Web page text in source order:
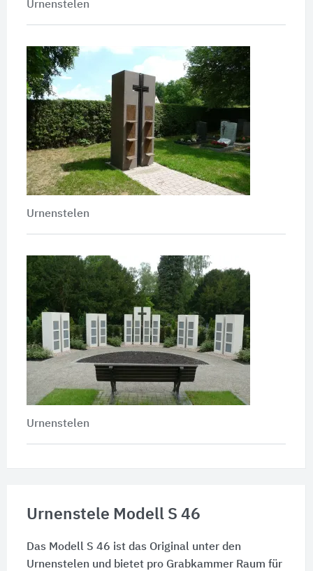
Urnenstelen
Urnenstelen
Urnenstelen
Urnenstele Modell S 46
Das Modell S 46 ist das Original unter den
Urnenstelen und bietet pro Grabkammer Raum für